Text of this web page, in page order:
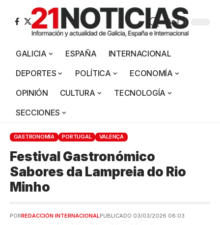
Aa
GALICIA ESPAÑA
INTERNACIONAL
DEPORTES
POLÍTICA
ECONOMÍA
OPINIÓN
CULTURA
TECNOLOGÍA
SECCIONES
GASTRONOMÍA PORTUGAL VALENÇA
Festival Gastronómico
Sabores da Lampreia do Rio
Minho
PORREDACCIÓN INTERNACIONALPUBLICADO 03/03/2026 06:03